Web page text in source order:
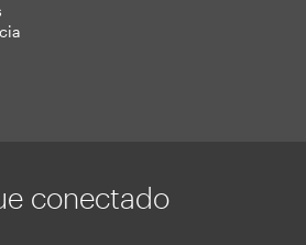
conectado